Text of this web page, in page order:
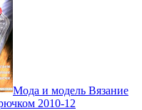
Мода и модель Вязание
2010-12